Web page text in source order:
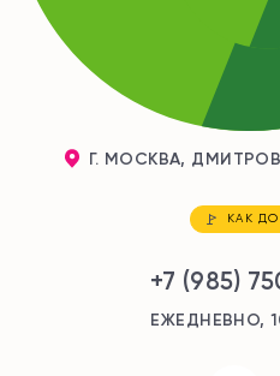
Г. МОСКВА,
КАК
+7 (985)
ЕЖЕДНЕВНО,